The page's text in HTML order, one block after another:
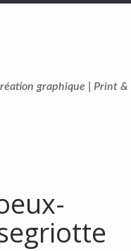
graphique | Print &